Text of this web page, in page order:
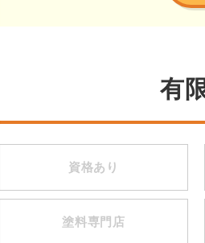
有
資格あり
塗料専門店